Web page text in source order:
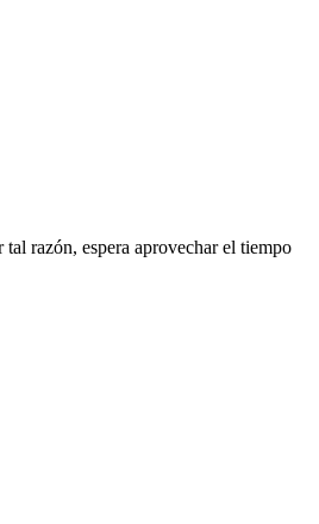
razón, espera aprovechar el tiempo